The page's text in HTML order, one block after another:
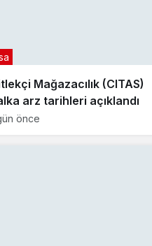
Mağazacılık (CITAS)
arz tarihleri açıklandı
önce